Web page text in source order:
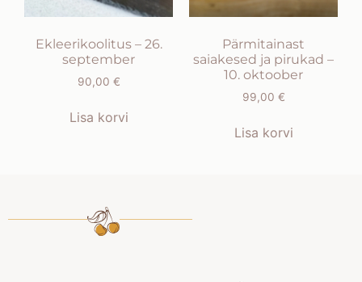
Ekleerikoolitus – 26.
september
90,00 €
Lisa korvi
Pärmitainast
saiakesed ja pirukad –
10. oktoober
99,00 €
Lisa korvi